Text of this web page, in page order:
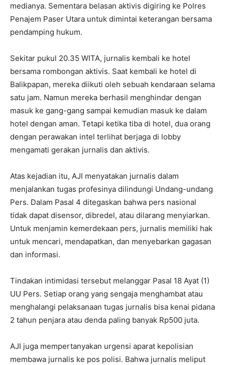
medianya. Sementara belasan aktivis digiring ke Polres
Penajem Paser Utara untuk dimintai keterangan bersama
pendamping hukum.
Sekitar pukul 20.35 WITA, jurnalis kembali ke hotel
bersama rombongan aktivis. Saat kembali ke hotel di
Balikpapan, mereka diikuti oleh sebuah kendaraan selama
satu jam. Namun mereka berhasil menghindar dengan
masuk ke gang-gang sampai kemudian masuk ke dalam
hotel dengan aman. Tetapi ketika tiba di hotel, dua orang
dengan perawakan intel terlihat berjaga di lobby
mengamati gerakan jurnalis dan aktivis.
Atas kejadian itu, AJI menyatakan jurnalis dalam
menjalankan tugas profesinya dilindungi Undang-undang
Pers. Dalam Pasal 4 ditegaskan bahwa pers nasional
tidak dapat disensor, dibredel, atau dilarang menyiarkan.
Untuk menjamin kemerdekaan pers, jurnalis memiliki hak
untuk mencari, mendapatkan, dan menyebarkan gagasan
dan informasi.
Tindakan intimidasi tersebut melanggar Pasal 18 Ayat (1)
UU Pers. Setiap orang yang sengaja menghambat atau
menghalangi pelaksanaan tugas jurnalis bisa kenai pidana
2 tahun penjara atau denda paling banyak Rp500 juta.
AJI juga mempertanyakan urgensi aparat kepolisian
membawa jurnalis ke pos polisi. Bahwa jurnalis meliput